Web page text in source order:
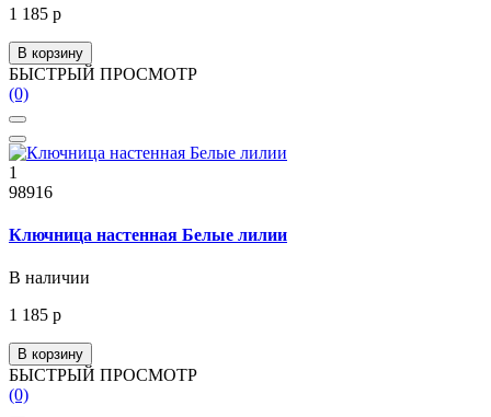
1 185 р
В корзину
БЫСТРЫЙ ПРОСМОТР
(0)
1
98916
Ключница настенная Белые лилии
В наличии
1 185 р
В корзину
БЫСТРЫЙ ПРОСМОТР
(0)